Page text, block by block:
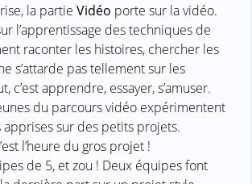
la partie Vidéo porte sur la vidéo.
l’apprentissage des techniques de
raconter les histoires, chercher les
s’attarde pas tellement sur les
c’est apprendre, essayer, s’amuser.
du parcours vidéo expérimentent
sur des petits projets.
l’heure du gros projet !
de 5, et zou ! Deux équipes font